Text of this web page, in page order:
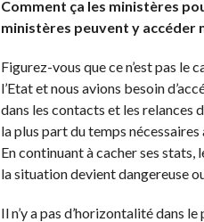
Comment ça les ministères
ministères peuvent y accéder
Figurez-vous que ce n’est pas le
l’Etat et nous avions besoin
dans les contacts et les relances
la plus part du temps
En continuant à cacher ses
la situation devient dangereuse
Il n’y a pas d’horizontalité dans